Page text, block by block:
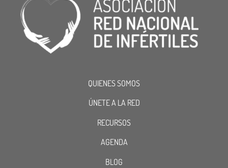
QUIENES SOMOS
ÚNETE A LA RED
RECURSOS
AGENDA
BLOG